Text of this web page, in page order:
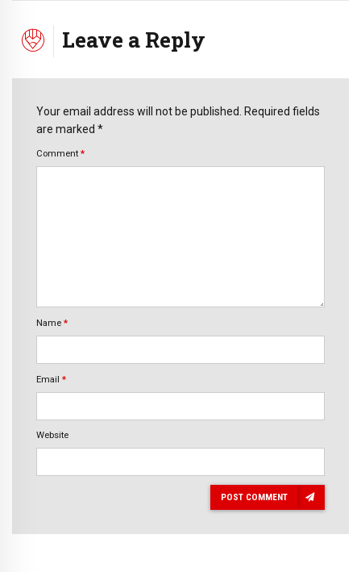
Leave a Reply
Your email address will not be published. Required fields
are marked *
Comment *
Name *
Email *
Website
POST COMMENT